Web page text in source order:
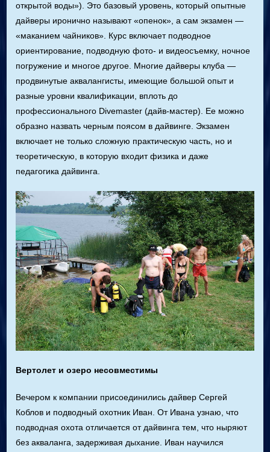
открытой воды»). Это базовый уровень, который опытные
дайверы иронично называют «опенок», а сам экзамен —
«маканием чайников». Курс включает подводное
ориентирование, подводную фото- и видеосъемку, ночное
погружение и многое другое. Многие дайверы клуба —
продвинутые аквалангисты, имеющие большой опыт и
разные уровни квалификации, вплоть до
профессионального Divemaster (дайв-мастер). Ее можно
образно назвать черным поясом в дайвинге. Экзамен
включает не только сложную практическую часть, но и
теоретическую, в которую входит физика и даже
педагогика дайвинга.
Вертолет и озеро несовместимы
Вечером к компании присоединились дайвер Сергей
Коблов и подводный охотник Иван. От Ивана узнаю, что
подводная охота отличается от дайвинга тем, что ныряют
без акваланга, задерживая дыхание. Иван научился